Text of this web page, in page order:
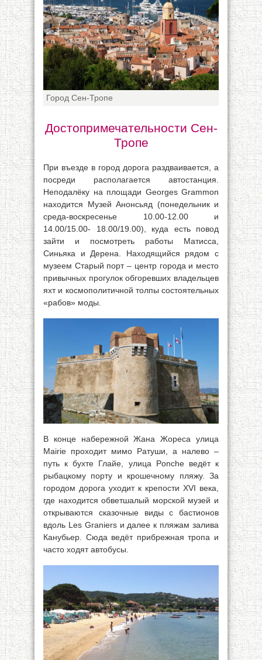
Город Сен-Тропе
Достопримечательности Сен-
Тропе
При въезде в город дорога раздваивается, а
посреди располагается автостанция.
Неподалёку на площади Georges Grammon
находится Музей Анонсьяд (понедельник и
среда-воскресенье 10.00-12.00 и
14.00/15.00- 18.00/19.00), куда есть повод
зайти и посмотреть работы Матисса,
Синьяка и Дерена. Находящийся рядом с
музеем Старый порт – центр города и место
привычных прогулок обгоревших владельцев
яхт и космополитичной толпы состоятельных
«рабов» моды.
В конце набережной Жана Жореса улица
Mairie проходит мимо Ратуши, а налево –
путь к бухте Глайе, улица Ponche ведёт к
рыбацкому порту и крошечному пляжу. За
городом дорога уходит к крепости XVI века,
где находится обветшалый морской музей и
открываются сказочные виды с бастионов
вдоль Les Graniers и далее к пляжам залива
Канубьер. Сюда ведёт прибрежная тропа и
часто ходят автобусы.